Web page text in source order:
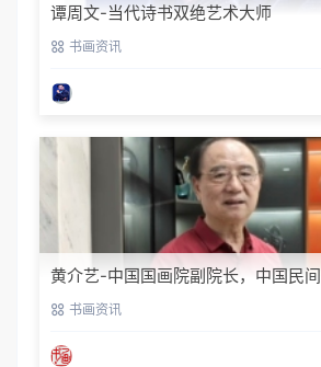
谭周文-当代诗书双绝艺术大师
书画资讯
黄介艺-中国国画院副院长，中国民
席 书画资讯